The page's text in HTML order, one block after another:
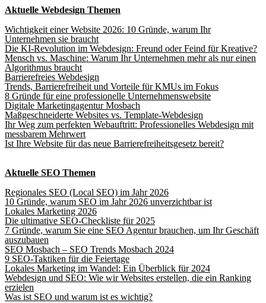
Aktuelle Webdesign Themen
Wichtigkeit einer Website 2026: 10 Gründe, warum Ihr
Unternehmen sie braucht
Die KI-Revolution im Webdesign: Freund oder Feind für Kreative?
Mensch vs. Maschine: Warum Ihr Unternehmen mehr als nur einen
Algorithmus braucht
Barrierefreies Webdesign
Trends, Barrierefreiheit und Vorteile für KMUs im Fokus
8 Gründe für eine professionelle Unternehmenswebsite
Digitale Marketingagentur Mosbach
Maßgeschneiderte Websites vs. Template-Webdesign
Ihr Weg zum perfekten Webauftritt: Professionelles Webdesign mit
messbarem Mehrwert
Ist Ihre Website für das neue Barrierefreiheitsgesetz bereit?
Aktuelle SEO Themen
Regionales SEO (Local SEO) im Jahr 2026
10 Gründe, warum SEO im Jahr 2026 unverzichtbar ist
Lokales Marketing 2026
Die ultimative SEO-Checkliste für 2025
7 Gründe, warum Sie eine SEO Agentur brauchen, um Ihr Geschäft
auszubauen
SEO Mosbach – SEO Trends Mosbach 2024
9 SEO-Taktiken für die Feiertage
Lokales Marketing im Wandel: Ein Überblick für 2024
Webdesign und SEO: Wie wir Websites erstellen, die ein Ranking
erzielen
Was ist SEO und warum ist es wichtig?